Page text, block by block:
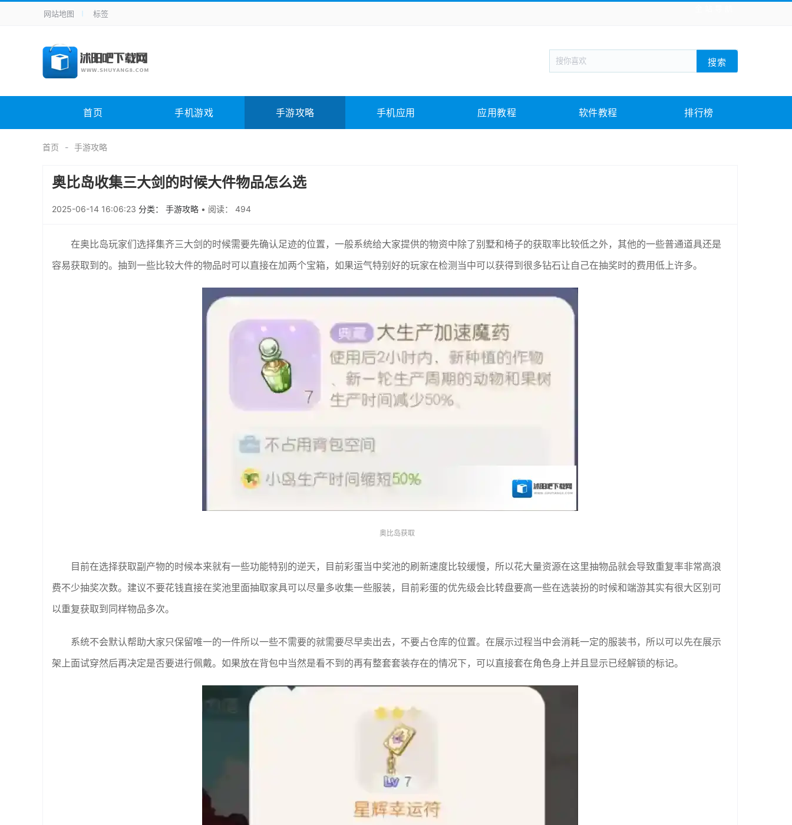
手机应用 新闻阅读 旅游出行 生活实用
手机游戏 H5游戏 回合网游 战棋游戏 枪战射击
电脑软件 其它类别 图形软件 安全相关 应用软件 影音软件 插件下载 教育教学 游戏娱乐 系统软件 素材下载
未分类 综合其它
网站地图 标签
搜索
首页 手机游戏 手游攻略 手机应用 应用教程 软件教程 排行榜
首页 手游攻略
奥比岛收集三大剑的时候大件物品怎么选
2025-06-14 16:06:23 分类： 手游攻略 • 阅读： 494
在奥比岛玩家们选择集齐三大剑的时候需要先确认足迹的位置，一般系统给大家提供的物资中除了别墅和椅子的获取率比较低之外，其他的一些普通道具还是
容易获取到的。抽到一些比较大件的物品时可以直接在加两个宝箱，如果运气特别好的玩家在检测当中可以获得到很多钻石让自己在抽奖时的费用低上许多。
奥比岛获取
目前在选择获取副产物的时候本来就有一些功能特别的逆天，目前彩蛋当中奖池的刷新速度比较缓慢，所以花大量资源在这里抽物品就会导致重复率非常高浪
费不少抽奖次数。建议不要花钱直接在奖池里面抽取家具可以尽量多收集一些服装，目前彩蛋的优先级会比转盘要高一些在选装扮的时候和端游其实有很大区别可
以重复获取到同样物品多次。
系统不会默认帮助大家只保留唯一的一件所以一些不需要的就需要尽早卖出去，不要占仓库的位置。在展示过程当中会消耗一定的服装书，所以可以先在展示
架上面试穿然后再决定是否要进行佩戴。如果放在背包中当然是看不到的再有整套套装存在的情况下，可以直接套在角色身上并且显示已经解锁的标记。